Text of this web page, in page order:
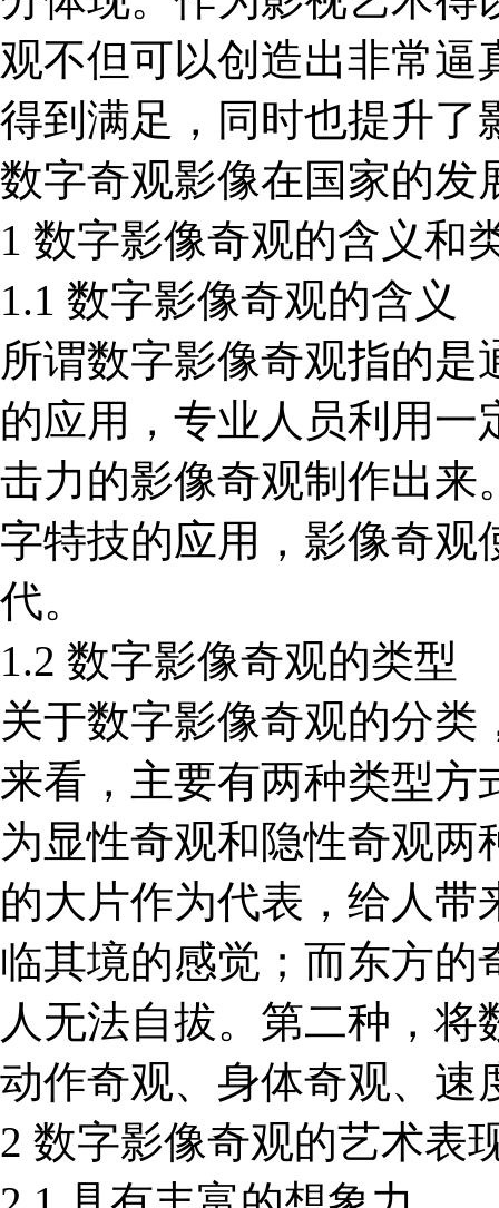
观不但可以创造出非常逼
得到满足，同时也提升了
数字奇观影像在国家的发
1 数字影像奇观的含义和
1.1 数字影像奇观的含义
所谓数字影像奇观指的
的应用，专业人员利用
击力的影像奇观制作出来
字特技的应用，影像奇观
代。
1.2 数字影像奇观的类型
关于数字影像奇观的分
来看，主要有两种类型方
为显性奇观和隐性奇观
的大片作为代表，给人
临其境的感觉；而东方
人无法自拔。第二种，
动作奇观、身体奇观、速
2 数字影像奇观的艺术表